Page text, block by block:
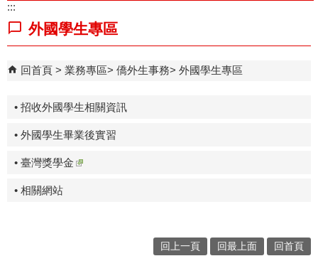
:::
外國學生專區
回首頁 業務專區 僑外生事務 外國學生專區
• 招收外國學生相關資訊
• 外國學生畢業後實習
• 臺灣獎學金
• 相關網站
回上一頁 回最上面 回首頁